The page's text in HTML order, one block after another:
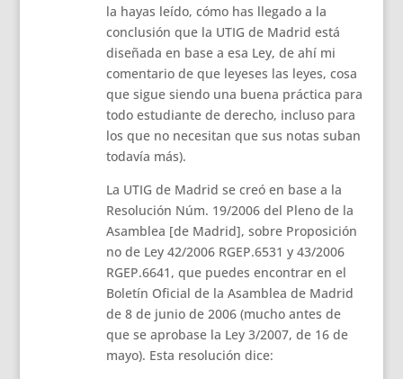
la hayas leído, cómo has llegado a la
conclusión que la UTIG de Madrid está
diseñada en base a esa Ley, de ahí mi
comentario de que leyeses las leyes, cosa
que sigue siendo una buena práctica para
todo estudiante de derecho, incluso para
los que no necesitan que sus notas suban
todavía más).
La UTIG de Madrid se creó en base a la
Resolución Núm. 19/2006 del Pleno de la
Asamblea [de Madrid], sobre Proposición
no de Ley 42/2006 RGEP.6531 y 43/2006
RGEP.6641, que puedes encontrar en el
Boletín Oficial de la Asamblea de Madrid
de 8 de junio de 2006 (mucho antes de
que se aprobase la Ley 3/2007, de 16 de
mayo). Esta resolución dice: